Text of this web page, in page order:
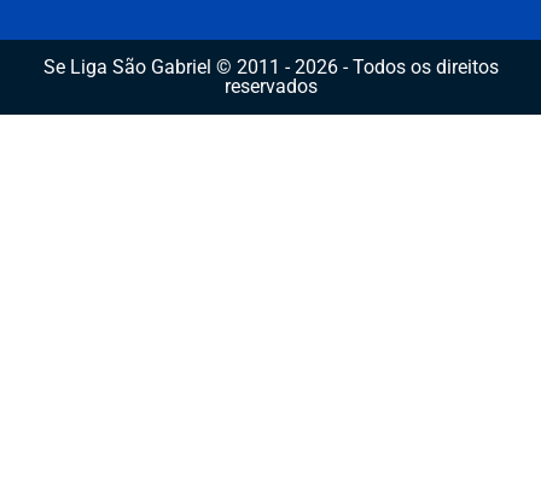
Se Liga São Gabriel © 2011 - 2026 - Todos os direitos
reservados